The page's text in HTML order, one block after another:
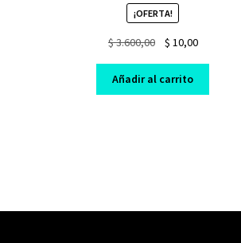
¡OFERTA!
$3.600,00
Original
was:
$ 3.600,00.
$ 10,00Current
$ 10,00.
Añadir al carrito